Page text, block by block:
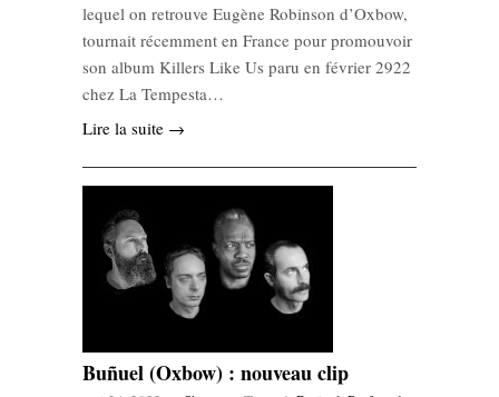
lequel on retrouve Eugène Robinson d’Oxbow,
tournait récemment en France pour promouvoir
son album Killers Like Us paru en février 2922
chez La Tempesta…
Lire la suite →
Buñuel (Oxbow) : nouveau clip